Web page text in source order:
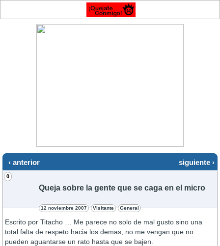
‹ anterior siguiente ›
0
Queja sobre la gente que se caga en el micro
12 noviembre 2007 Visitante General
Escrito por Titacho … Me parece no solo de mal gusto sino una
total falta de respeto hacia los demas, no me vengan que no
pueden aguantarse un rato hasta que se bajen.